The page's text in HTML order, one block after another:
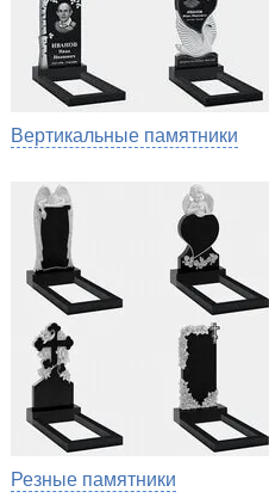
Вертикальные памятники
Резные памятники